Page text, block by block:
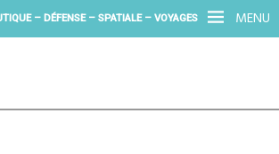
MENU
– DÉFENSE – SPATIALE – VOYAGES